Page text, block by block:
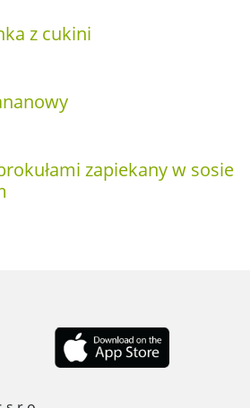
z cukini
zapiekany w sosie